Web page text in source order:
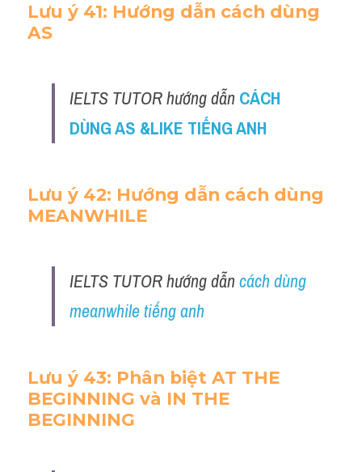
Lưu ý 41: Hướng dẫn cách dùng
AS
IELTS TUTOR hướng dẫn CÁCH
DÙNG AS &LIKE TIẾNG ANH
Lưu ý 42: Hướng dẫn cách dùng
MEANWHILE
IELTS TUTOR hướng dẫn cách dùng
meanwhile tiếng anh
Lưu ý 43: Phân biệt AT THE
BEGINNING và IN THE
BEGINNING